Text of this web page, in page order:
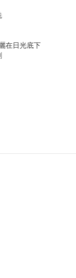
在日光底下